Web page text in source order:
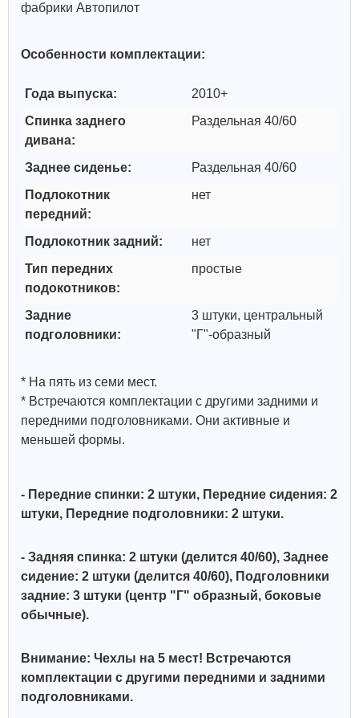
фабрики Автопилот
Особенности комплектации:
Года выпуска:
2010+
Спинка заднего
дивана:
Раздельная 40/60
Заднее сиденье:
Раздельная 40/60
Подлокотник
передний:
нет
Подлокотник задний:
нет
Тип передних
подокотников:
простые
Задние
подголовники:
3 штуки, центральный
"Г"-образный
* На пять из семи мест.
* Встречаются комплектации с другими задними и
передними подголовниками. Они активные и
меньшей формы.
- Передние спинки: 2 штуки, Передние сидения: 2
штуки, Передние подголовники: 2 штуки.
- Задняя спинка: 2 штуки (делится 40/60), Заднее
сидение: 2 штуки (делится 40/60), Подголовники
задние: 3 штуки (центр "Г" образный, боковые
обычные).
Внимание: Чехлы на 5 мест! Встречаются
комплектации с другими передними и задними
подголовниками.